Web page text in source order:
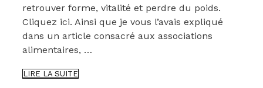
retrouver forme, vitalité et perdre du poids.
Cliquez ici. Ainsi que je vous l’avais expliqué
dans un article consacré aux associations
alimentaires, …
LIRE LA SUITETHÉ